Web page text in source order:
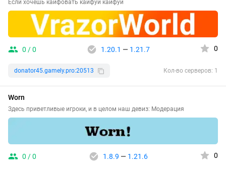
Если хочешь кайфовать кайфуй кайфуй
0 / 0 1.20.1 — 1.21.7 0
donator45.gamely.pro:20513 Кол-во серверов: 1
Worn
Здесь приветливые игроки, и в целом наш девиз: Модерация
0 / 0 1.8.9 — 1.21.6 0